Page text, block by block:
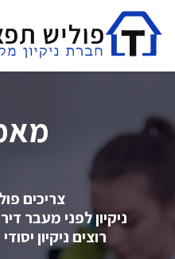
צריכים
ניקיון לפני מעבר
רוצים ניקיון